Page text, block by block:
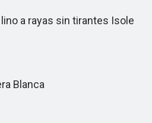
a rayas sin tirantes Isole
Blanca